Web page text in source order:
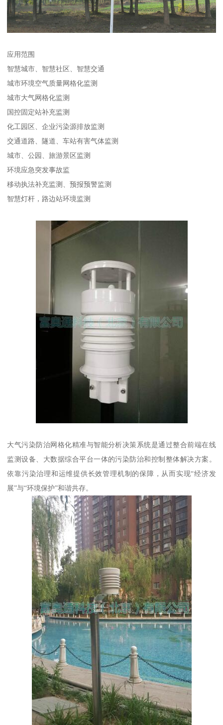
应用范围
智慧城市、智慧社区、智慧交通
城市环境空气质量网格化监测
城市大气网格化监测
国控固定站补充监测
化工园区、企业污染源排放监测
交通道路、隧道、车站有害气体监测
城市、公园、旅游景区监测
环境应急突发事故监
移动执法补充监测、预报预警监测
智慧灯杆，路边站环境监测
大气污染防治网格化精准与智能分析决策系统是通过整合前端在线
监测设备、大数据综合平台一体的污染防治和控制整体解决方案。
依靠污染治理和运维提供长效管理机制的保障，从而实现“经济发
展”与“环境保护”和谐共存。